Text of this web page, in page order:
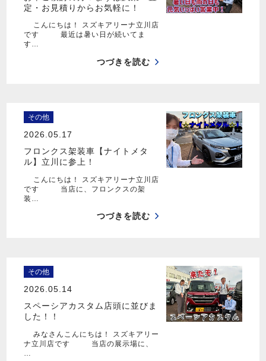
定・お見積りからお気軽に！
こんにちは！ スズキアリーナ立川店
です 最近は暑い日が続いてま
す…
つづきを読む
その他
2026.05.17
フロンクス架装車【ナイトメタ
ル】立川に参上！
こんにちは！ スズキアリーナ立川店
です 当店に、フロンクスの架
装…
つづきを読む
その他
2026.05.14
スペーシアカスタム店頭に並びま
した！！
みなさんこんにちは！ スズキアリー
ナ立川店です 当店の展示場に、